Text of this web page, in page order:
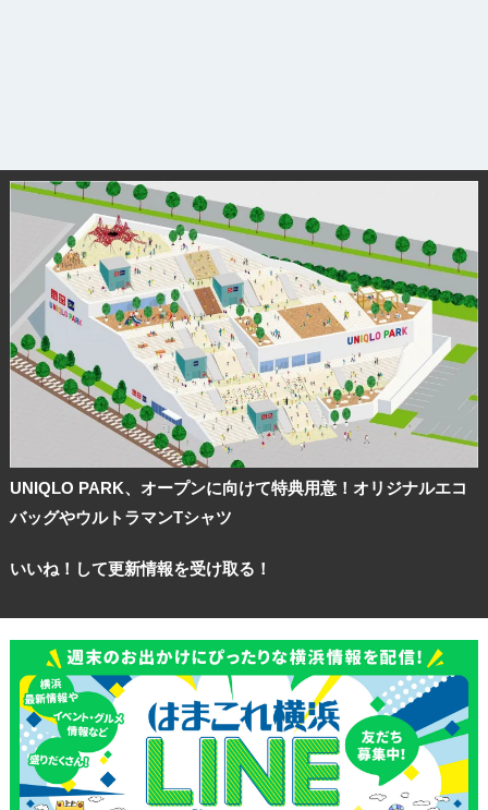
UNIQLO PARK、オープンに向けて特典用意！オリジナルエコ
バッグやウルトラマンTシャツ
いいね！して更新情報を受け取る！